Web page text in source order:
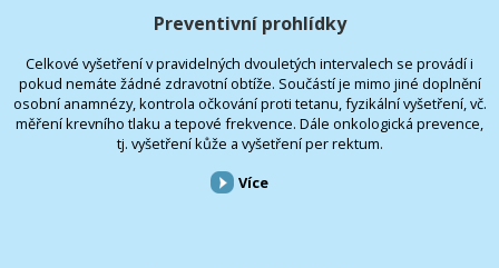
Preventivní prohlídky
Celkové vyšetření v pravidelných dvouletých intervalech se provádí i
pokud nemáte žádné zdravotní obtíže. Součástí je mimo jiné doplnění
osobní anamnézy, kontrola očkování proti tetanu, fyzikální vyšetření, vč.
měření krevního tlaku a tepové frekvence. Dále onkologická prevence,
tj. vyšetření kůže a vyšetření per rektum.
Více